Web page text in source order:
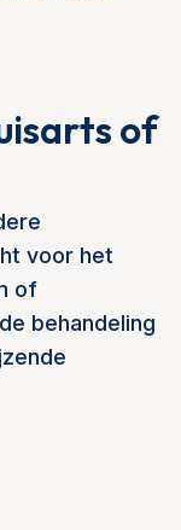
of
voor het
of
behandeling